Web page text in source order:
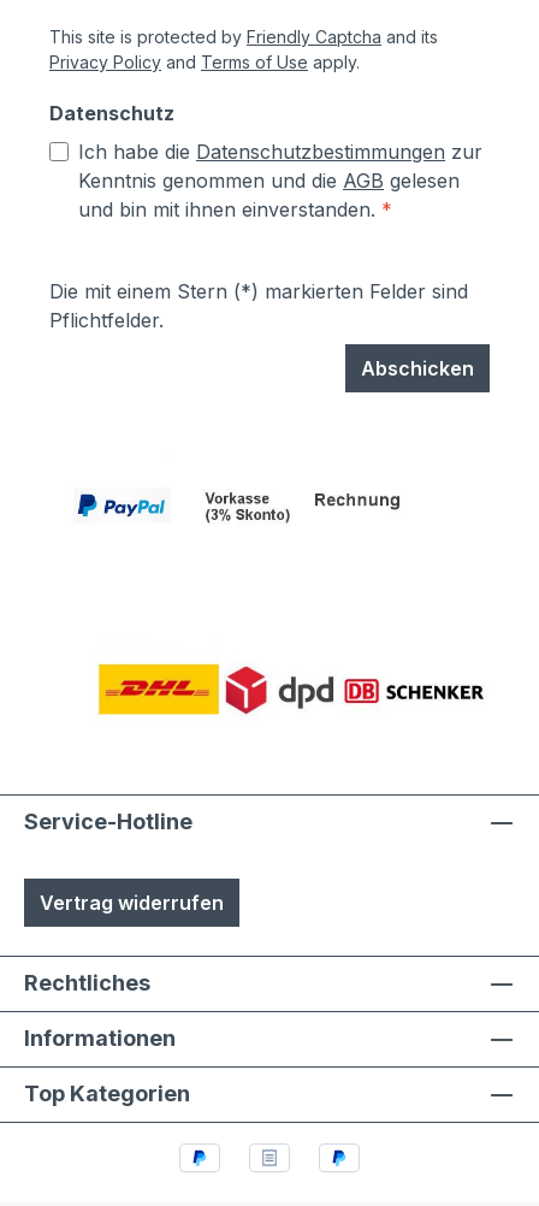
This site is protected by Friendly Captcha and its
Privacy Policy and Terms of Use apply.
Datenschutz
Ich habe die Datenschutzbestimmungen zur
Kenntnis genommen und die AGB gelesen
und bin mit ihnen einverstanden. *
Die mit einem Stern (*) markierten Felder sind
Pflichtfelder.
Abschicken
Service-Hotline
Vertrag widerrufen
Rechtliches
Informationen
Top Kategorien